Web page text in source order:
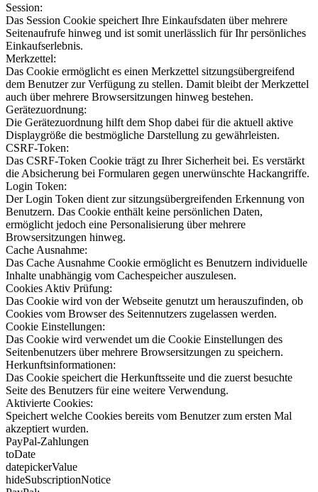
Session:
Das Session Cookie speichert Ihre Einkaufsdaten über mehrere
Seitenaufrufe hinweg und ist somit unerlässlich für Ihr persönliches
Einkaufserlebnis.
Merkzettel:
Das Cookie ermöglicht es einen Merkzettel sitzungsübergreifend
dem Benutzer zur Verfügung zu stellen. Damit bleibt der Merkzettel
auch über mehrere Browsersitzungen hinweg bestehen.
Gerätezuordnung:
Die Gerätezuordnung hilft dem Shop dabei für die aktuell aktive
Displaygröße die bestmögliche Darstellung zu gewährleisten.
CSRF-Token:
Das CSRF-Token Cookie trägt zu Ihrer Sicherheit bei. Es verstärkt
die Absicherung bei Formularen gegen unerwünschte Hackangriffe.
Login Token:
Der Login Token dient zur sitzungsübergreifenden Erkennung von
Benutzern. Das Cookie enthält keine persönlichen Daten,
ermöglicht jedoch eine Personalisierung über mehrere
Browsersitzungen hinweg.
Cache Ausnahme:
Das Cache Ausnahme Cookie ermöglicht es Benutzern individuelle
Inhalte unabhängig vom Cachespeicher auszulesen.
Cookies Aktiv Prüfung:
Das Cookie wird von der Webseite genutzt um herauszufinden, ob
Cookies vom Browser des Seitennutzers zugelassen werden.
Cookie Einstellungen:
Das Cookie wird verwendet um die Cookie Einstellungen des
Seitenbenutzers über mehrere Browsersitzungen zu speichern.
Herkunftsinformationen:
Das Cookie speichert die Herkunftsseite und die zuerst besuchte
Seite des Benutzers für eine weitere Verwendung.
Aktivierte Cookies:
Speichert welche Cookies bereits vom Benutzer zum ersten Mal
akzeptiert wurden.
PayPal-Zahlungen
toDate
datepickerValue
hideSubscriptionNotice